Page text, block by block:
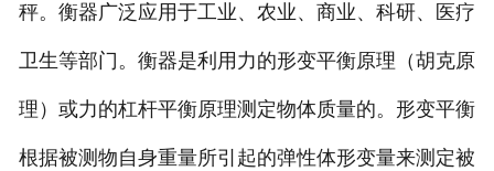
秤。衡器广泛应用于工业、农业、商业、科研、医疗
卫生等部门。衡器是利用力的形变平衡原理（胡克原
理）或力的杠杆平衡原理测定物体质量的。形变平衡
根据被测物自身重量所引起的弹性体形变量来测定被